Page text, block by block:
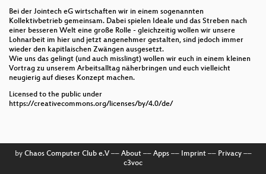
Freeze. Flight. Fight. Fawn: Queer Survival in
Wartime Ukraine
Qnap NAS ganz ohne Qnap
7816 - Ist da noch was drauf?
Usable end-to-end security with Delta Chat and
Podcast: Schlüsseltechnologie Live: Wir lesen "Vom
Bei der Jointech eG wirtschaften wir in einem sogenannten
Kollektivbetrieb gemeinsam. Dabei spielen Ideale und das Streben nach
einer besseren Welt eine große Rolle - gleichzeitig wollen wir unsere
Lohnarbeit im hier und jetzt angenehmer gestalten, sind jedoch immer
wieder den kapitlaischen Zwängen ausgesetzt.
Wie uns das gelingt (und auch misslingt) wollen wir euch in einem kleinen
Vortrag zu unserem Arbeitsalltag näherbringen und euch vielleicht
neugierig auf dieses Konzept machen.
Licensed to the public under
https://creativecommons.org/licenses/by/4.0/de/
by Chaos Computer Club e.V–– About–– Apps–– Imprint–– Privacy––
c3voc